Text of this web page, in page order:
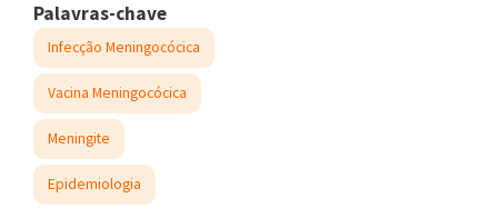
Palavras-chave
Infecção Meningocócica
Vacina Meningocócica
Meningite
Epidemiologia